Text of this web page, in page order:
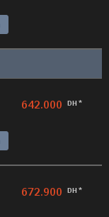
642.000 DH *
672.900 DH *